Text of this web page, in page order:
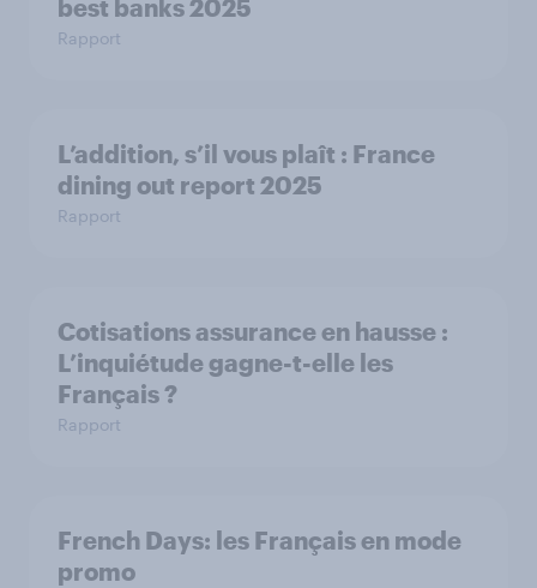
best banks 2025
Rapport
L’addition, s’il vous plaît : France
dining out report 2025​
Rapport
Cotisations assurance en hausse :
L’inquiétude gagne-t-elle les
Français ?
Rapport
French Days: les Français en mode
promo